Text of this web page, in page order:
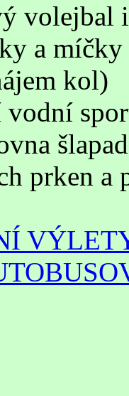
volejbal
a
kol)
vodní
prken a